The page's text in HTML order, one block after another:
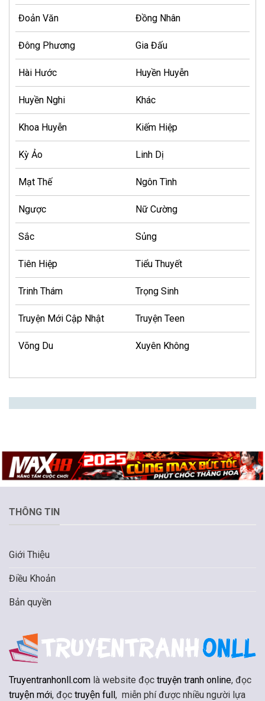
Đoản Văn Đồng Nhân
Đông Phương Gia Đấu
Hài Hước Huyền Huyễn
Huyền Nghi Khác
Khoa Huyễn Kiếm Hiệp
Kỳ Ảo Linh Dị
Mạt Thế Ngôn Tình
Ngược Nữ Cường
Sắc Sủng
Tiên Hiệp Tiểu Thuyết
Trinh Thám Trọng Sinh
Truyện Mới Cập Nhật Truyện Teen
Võng Du Xuyên Không
THÔNG TIN
Giới Thiệu
Điều Khoản
Bản quyền
Truyentranhonll.com là website đọc truyện tranh online, đọc
truyện mới, đọc truyện full, miễn phí được nhiều người lựa